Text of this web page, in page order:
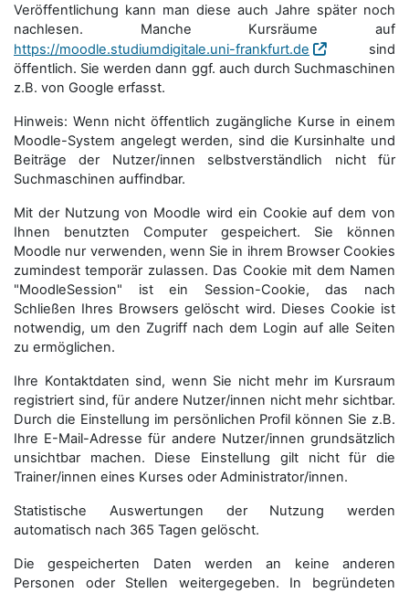
Veröffentlichung kann man diese auch Jahre später noch
nachlesen. Manche Kursräume auf
https://moodle.studiumdigitale.uni-frankfurt.de
sind
öffentlich. Sie werden dann ggf. auch durch Suchmaschinen
z.B. von Google erfasst.
Hinweis: Wenn nicht öffentlich zugängliche Kurse in einem
Moodle-System angelegt werden, sind die Kursinhalte und
Beiträge der Nutzer/innen selbstverständlich nicht für
Suchmaschi­nen auffindbar.
Mit der Nutzung von Moodle wird ein Cookie auf dem von
Ihnen benutzten Computer gespeichert. Sie können
Moodle nur verwenden, wenn Sie in ihrem Browser Cookies
zumindest temporär zulassen. Das Cookie mit dem Namen
"MoodleSession" ist ein Session-Cookie, das nach
Schließen Ihres Browsers gelöscht wird. Dieses Cookie ist
notwendig, um den Zugriff nach dem Login auf alle Seiten
zu ermöglichen.
Ihre Kontaktdaten sind, wenn Sie nicht mehr im Kursraum
registriert sind, für andere Nutzer/innen nicht mehr sichtbar.
Durch die Einstellung im persönlichen Profil können Sie z.B.
Ihre E-Mail-Adresse für andere Nutzer/innen grundsätzlich
unsichtbar machen. Diese Einstellung gilt nicht für die
Trainer/innen eines Kurses oder Administrator/innen.
Statistische Auswertungen der Nutzung werden
automatisch nach 365 Tagen gelöscht.
Die gespeicherten Daten werden an keine anderen
Personen oder Stellen weitergegeben. In begründeten